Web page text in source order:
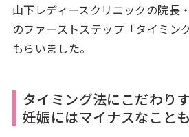
山下レディースクリニックの院長
のファーストステップ「タイミン
もらいました。
タイミング法にこだわり
妊娠にはマイナスなことも